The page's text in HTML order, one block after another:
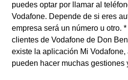
puedes optar por llamar al
Vodafone. Depende de si eres
empresa será un número u otro.
clientes de Vodafone de Don
existe la aplicación Mi
pueden hacer muchas gestiones